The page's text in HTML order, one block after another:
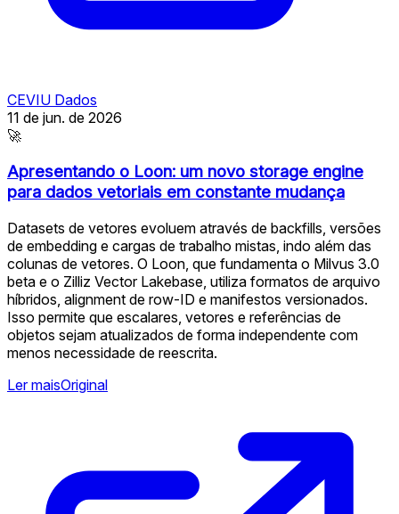
CEVIU Dados
11 de jun. de 2026
🚀
Apresentando o Loon: um novo storage engine
para dados vetoriais em constante mudança
Datasets de vetores evoluem através de backfills, versões
de embedding e cargas de trabalho mistas, indo além das
colunas de vetores. O Loon, que fundamenta o Milvus 3.0
beta e o Zilliz Vector Lakebase, utiliza formatos de arquivo
híbridos, alignment de row-ID e manifestos versionados.
Isso permite que escalares, vetores e referências de
objetos sejam atualizados de forma independente com
menos necessidade de reescrita.
Ler maisOriginal